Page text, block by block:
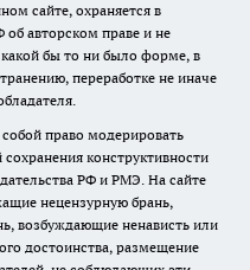
сайте, охраняется в
об авторском праве и не
бы то ни было форме, в
переработке не иначе
право модерировать
конструктивности
РФ и РМЭ. На сайте
нецензурную брань,
возбуждающие ненависть или
достоинства, размещение